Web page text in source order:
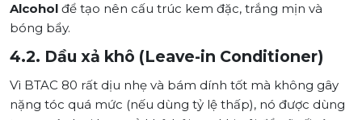
Alcohol để tạo nên cấu trúc kem đặc, trắng mịn và
bóng bẩy.
4.2. Dầu xả khô (Leave-in Conditioner)
Vì BTAC 80 rất dịu nhẹ và bám dính tốt mà không gây
nặng tóc quá mức (nếu dùng tỷ lệ thấp), nó được dùng